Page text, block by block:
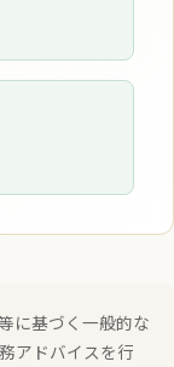
に基づく一般的な
アドバイスを行